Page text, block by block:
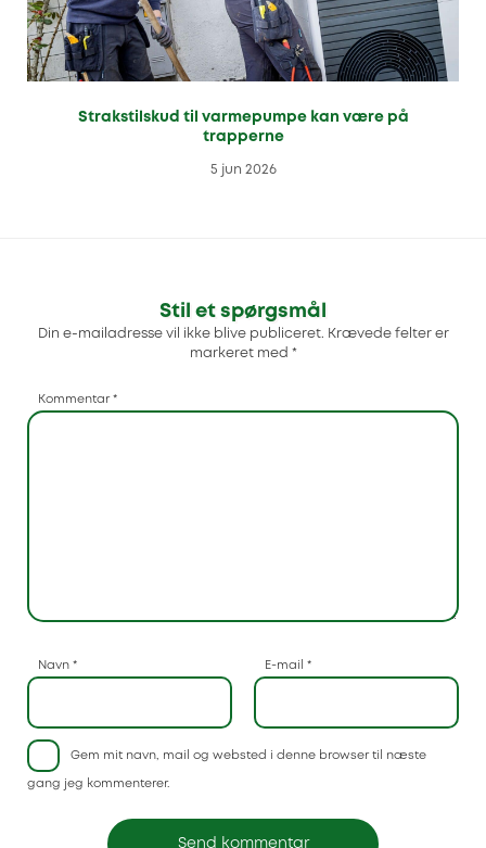
Strakstilskud til varmepumpe kan være på
trapperne
5 jun 2026
Stil et spørgsmål
Din e-mailadresse vil ikke blive publiceret. Krævede felter er
markeret med *
Kommentar *
Navn * E-mail *
Gem mit navn, mail og websted i denne browser til næste
gang jeg kommenterer.